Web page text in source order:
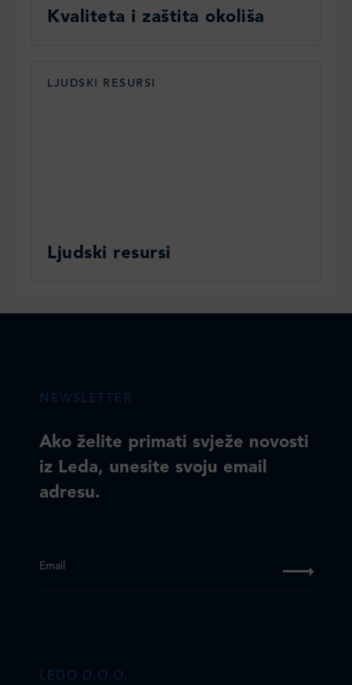
Kvaliteta i zaštita okoliša
LJUDSKI RESURSI
Ljudski resursi
NEWSLETTER
Ako želite primati svježe novosti
iz Leda, unesite svoju email
adresu.
Email
LEDO D.O.O.